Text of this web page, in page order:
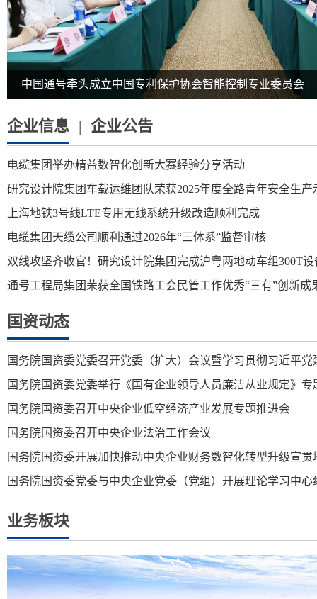
中国通号牵头成立中国专利保护协会智能控制专业委员会
企业信息 | 企业公告
电缆集团举办精益数智化创新大赛经验分享活动
研究设计院集团车载运维团队荣获2025年度全路青年安全生产
上海地铁3号线LTE专用无线系统升级改造顺利完成
电缆集团天缆公司顺利通过2026年“三体系”监督审核
双线攻坚齐收官！研究设计院集团完成沪粤两地动车组300T
通号工程局集团荣获全国铁路工会民管工作优秀“三有”创新成
国资动态
国务院国资委党委召开党委（扩大）会议暨学习贯彻习近平党
国务院国资委党委举行《国有企业领导人员廉洁从业规定》专
国务院国资委召开中央企业低空经济产业发展专题推进会
国务院国资委召开中央企业法治工作会议
国务院国资委开展加快推动中央企业财务数智化转型升级宣贯
国务院国资委党委与中央企业党委（党组）开展理论学习中心
业务板块